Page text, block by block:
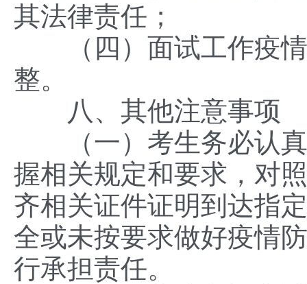
其法律责任；
（四）面试工作疫情
整。
八、其他注意事项
（一）考生务必认真
握相关规定和要求，对
齐相关证件证明到达指
全或未按要求做好疫情
行承担责任。